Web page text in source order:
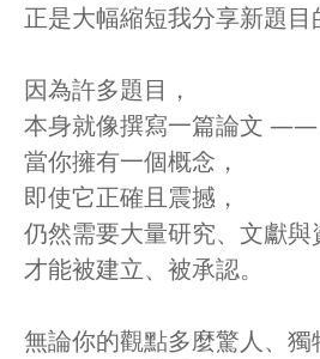
正是大幅縮短我分享新題目
因為許多題目，
本身就像撰寫一篇論文 ——
當你擁有一個概念，
即使它正確且震撼，
仍然需要大量研究、文獻與
才能被建立、被承認。
無論你的觀點多麼驚人、獨